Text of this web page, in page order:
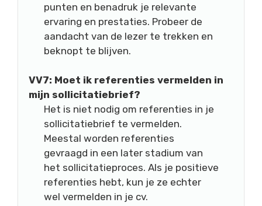
punten en benadruk je relevante
ervaring en prestaties. Probeer de
aandacht van de lezer te trekken en
beknopt te blijven.
VV7: Moet ik referenties vermelden in
mijn sollicitatiebrief?
Het is niet nodig om referenties in je
sollicitatiebrief te vermelden.
Meestal worden referenties
gevraagd in een later stadium van
het sollicitatieproces. Als je positieve
referenties hebt, kun je ze echter
wel vermelden in je cv.